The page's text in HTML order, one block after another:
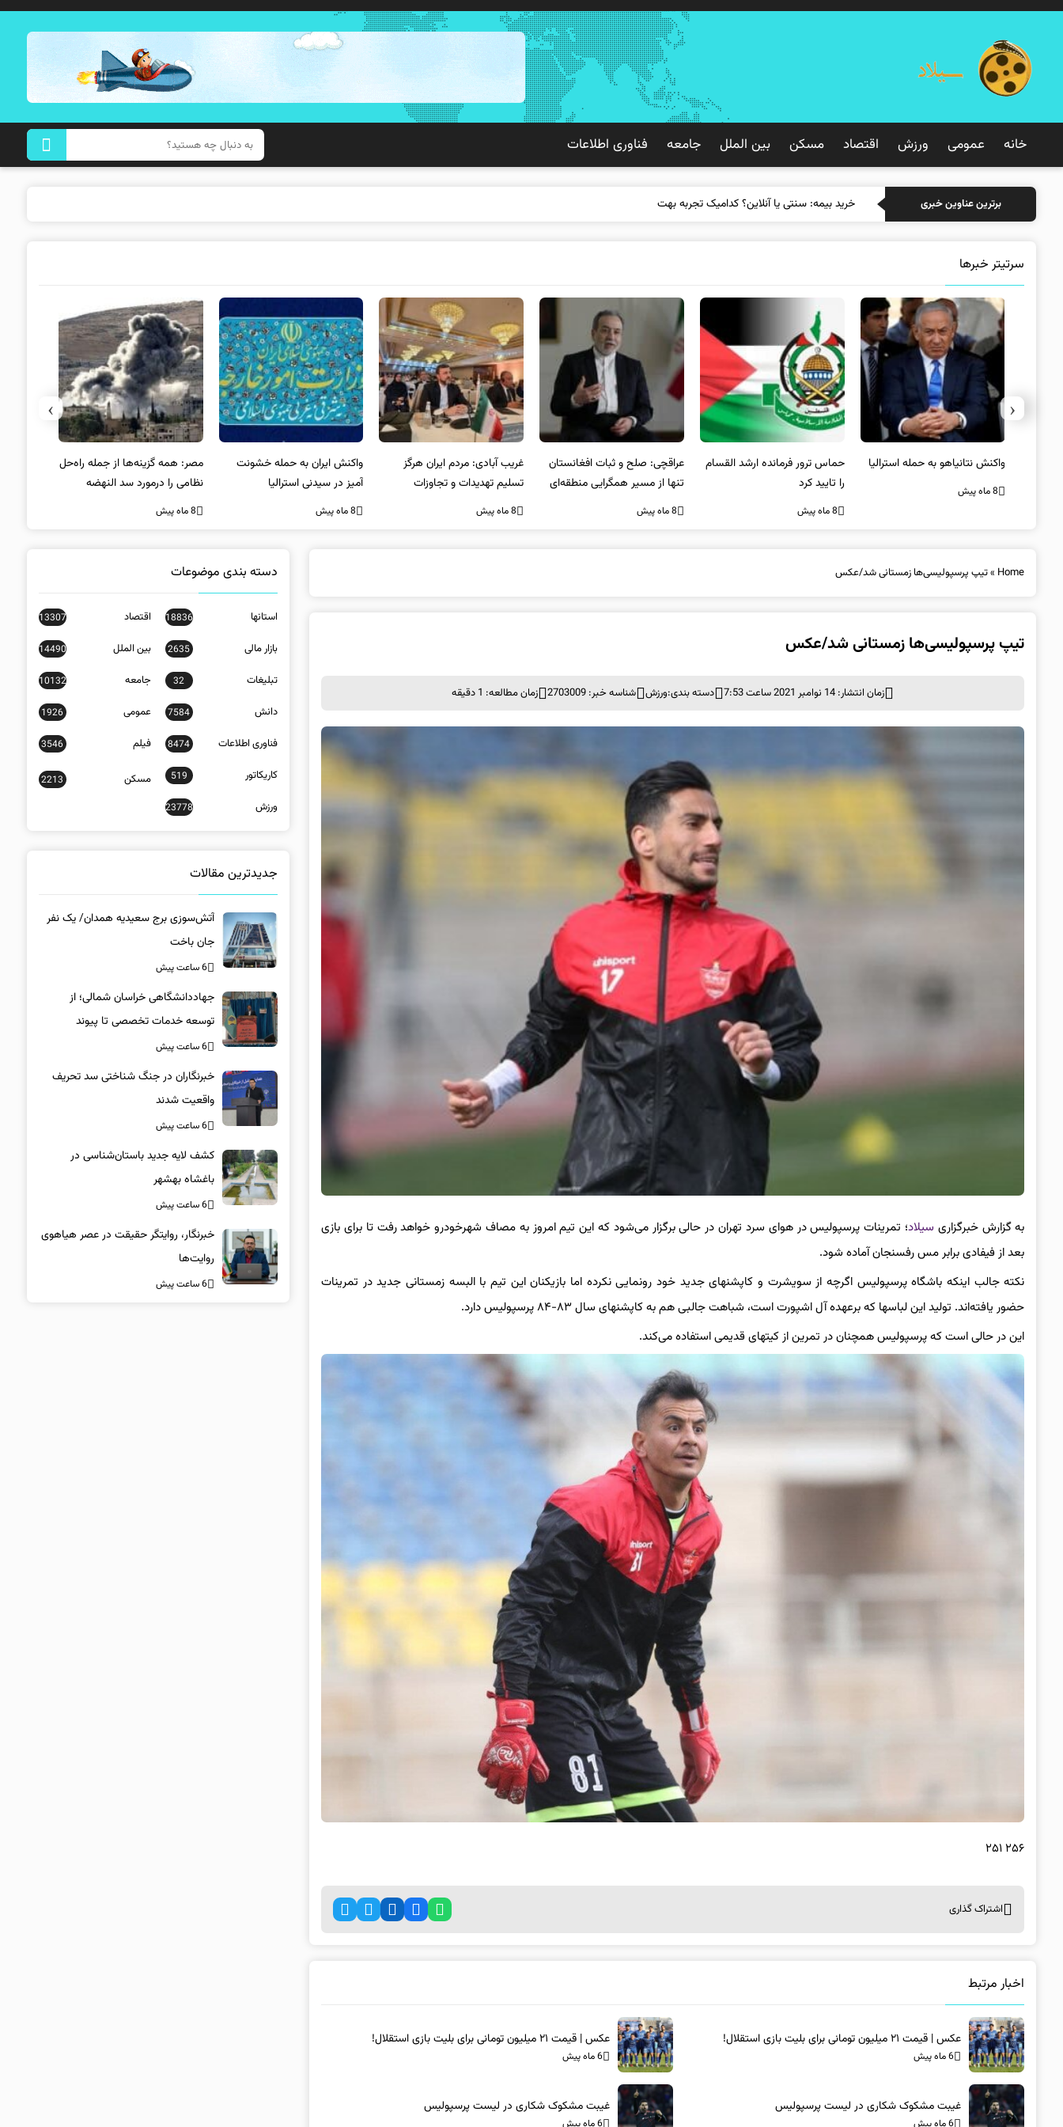
خانه عمومی ورزش اقتصاد مسکن بین الملل جامعه فناوری اطلاعات
برترین عناوین خبری خرید بیمه: سنتی یا آنلاین؟ کدامیک تجربه بهتری برای مشتریان ایجاد می‌ک
سرتیتر خبرها
واکنش نتانیاهو به حمله استرالیا
8 ماه پیش
حماس ترور فرمانده ارشد القسام
را تایید کرد
8 ماه پیش
عراقچی: صلح و ثبات افغانستان
تنها از مسیر همگرایی منطقه‌ای
محقق می‌شود
8 ماه پیش
غریب آبادی: مردم ایران هرگز
تسلیم تهدیدات و تجاوزات
نخواهند شد و متحد و منسجم
8 ماه پیش
واکنش ایران به حمله خشونت
آمیز در سیدنی استرالیا
8 ماه پیش
مصر: همه گزینه‌ها از جمله راه‌حل
نظامی را درمورد سد النهضه
بررسی می‌کنیم
8 ماه پیش
‹
›
Home
»تیپ پرسپولیسی‌ها زمستانی شد/عکس
تیپ پرسپولیسی‌ها زمستانی شد/عکس
زمان انتشار: 14 نوامبر 2021 ساعت 7:53 دسته بندی:ورزش شناسه خبر: 2703009 زمان مطالعه: 1 دقیقه
به گزارش خبرگزاری سیلاد؛ تمرینات پرسپولیس در هوای سرد تهران در حالی برگزار می‌شود که این تیم امروز به مصاف شهرخودرو خواهد رفت تا برای بازی
بعد از فیفادی برابر مس رفسنجان آماده شود.
نکته جالب اینکه باشگاه پرسپولیس اگرچه از سویشرت و کاپشنهای جدید خود رونمایی نکرده اما بازیکنان این تیم با البسه زمستانی جدید در تمرینات
حضور یافته‌اند. تولید این لباسها که برعهده آل اشپورت است، شباهت جالبی هم به کاپشنهای سال ۸۳-۸۴ پرسپولیس دارد.
این در حالی است که پرسپولیس همچنان در تمرین از کیتهای قدیمی استفاده می‌کند.
۲۵۶ ۲۵۱
اشتراک گذاری
اخبار مرتبط
عکس | قیمت ۲۱ میلیون تومانی برای بلیت بازی استقلال!
6 ماه پیش
عکس | قیمت ۲۱ میلیون تومانی برای بلیت بازی استقلال!
6 ماه پیش
غیبت مشکوک شکاری در لیست پرسپولیس
6 ماه پیش
غیبت مشکوک شکاری در لیست پرسپولیس
6 ماه پیش
دسته بندی موضوعات
استانها 18836 اقتصاد 13307
بازار مالی 2635 بین الملل 14490
تبلیغات 32 جامعه 10132
دانش 7584 عمومی 1926
فناوری اطلاعات 8474 فیلم 3546
کاریکاتور 519 مسکن 2213
ورزش 23778
جدیدترین مقالات
آتش‌سوزی برج سعیدیه همدان/ یک نفر
جان باخت
6 ساعت پیش
جهاددانشگاهی خراسان شمالی؛ از
توسعه خدمات تخصصی تا پیوند
دانشگاه و جامعه
6 ساعت پیش
خبرنگاران در جنگ شناختی سد تحریف
واقعیت شدند
6 ساعت پیش
کشف لایه جدید باستان‌شناسی در
باغشاه بهشهر
6 ساعت پیش
خبرنگار، روایتگر حقیقت در عصر هیاهوی
روایت‌ها
6 ساعت پیش